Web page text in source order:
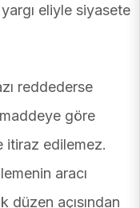
eliyle siyasete
reddederse
göre
itiraz edilemez.
aracı
düzen açısından